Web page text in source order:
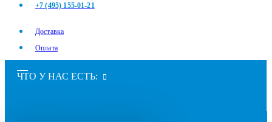
+7 (495) 155-01-21
Доставка
Оплата
ЧТО У НАС ЕСТЬ: